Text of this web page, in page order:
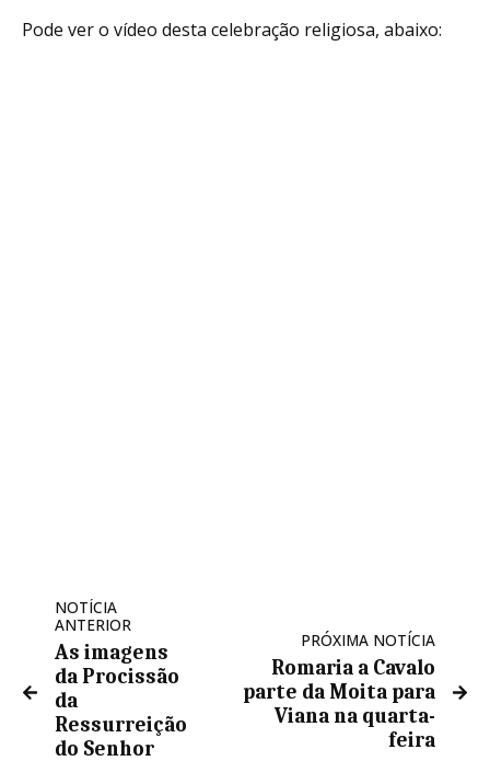
Pode ver o vídeo desta celebração religiosa, abaixo:
NOTÍCIA
ANTERIOR
As imagens
da Procissão
da
Ressurreição
do Senhor
PRÓXIMA NOTÍCIA
Romaria a Cavalo
parte da Moita para
Viana na quarta-
feira